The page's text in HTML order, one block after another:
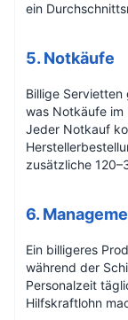
ein
5. Notkäufe
Billige Servietten
was Notkäufe im
Jeder Notkauf
zusätzliche
6.
Ein billigeres
während der
Personalzeit
Hilfskraftlohn